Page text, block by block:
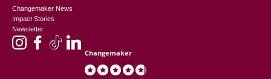
Changemaker News
Impact Stories
Newsletter
Changemaker